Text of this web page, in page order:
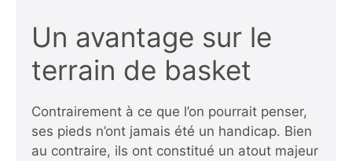
Un avantage sur le
terrain de basket
Contrairement à ce que l’on pourrait penser,
ses pieds n’ont jamais été un handicap. Bien
au contraire, ils ont constitué un atout majeur